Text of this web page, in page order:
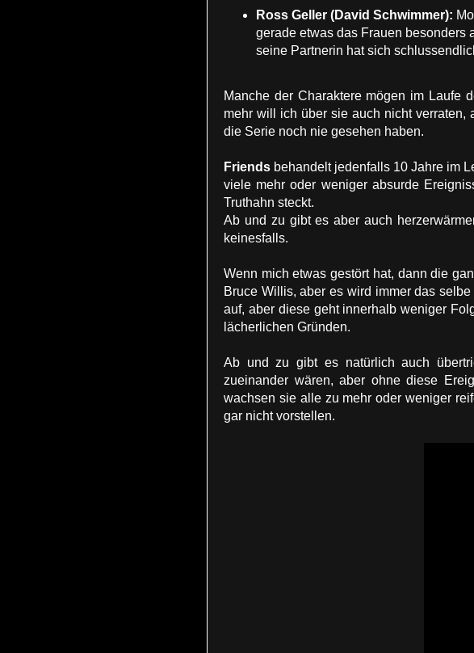
Ross Geller (David Schwimmer):
gerade etwas das Frauen besonders
seine Partnerin hat sich
Manche der Charaktere mögen im Laufe
mehr will ich über sie auch nicht
die Serie noch nie gesehen haben.
Friends behandelt jedenfalls 10 Jahre im
viele mehr oder weniger absurde
Truthahn steckt.
Ab und zu gibt es aber auch
keinesfalls.
Wenn mich etwas gestört hat, dann die
Bruce Willis, aber es wird immer das
auf, aber diese geht innerhalb weniger
lächerlichen Gründen.
Ab und zu gibt es natürlich auch
zueinander wären, aber ohne diese
wachsen sie alle zu mehr oder weniger
gar nicht vorstellen.